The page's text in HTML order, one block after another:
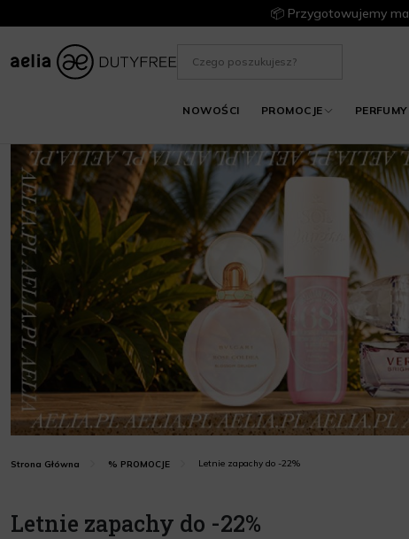
📦 Przygotowujemy
NOWOŚCI PROMOCJE PERFUMY
Strona Główna % PROMOCJE Letnie zapachy do -22%
Letnie zapachy do -22%